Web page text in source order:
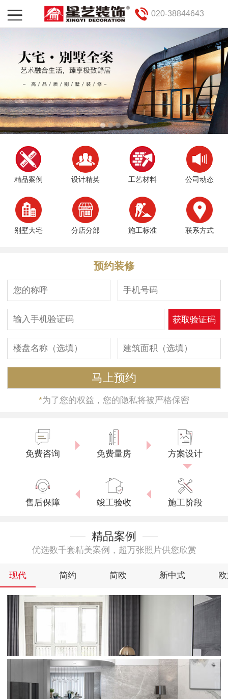
020-38844643
精品案例 设计精英 工艺材料 公司动态
别墅大宅 分店分部 施工标准 联系方式
预约装修
*为了您的权益，您的隐私将被严格保密
免费咨询 免费量房 方案设计
售后保障 竣工验收 施工阶段
精品案例
优选数千套精美案例，超万张照片供您欣赏
现代 简约 简欧 新中式